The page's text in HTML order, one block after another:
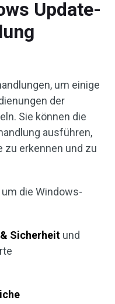
Update-
um einige
der
Sie können die
ausführen,
zu erkennen und zu
um die Windows-
Sicherheit und